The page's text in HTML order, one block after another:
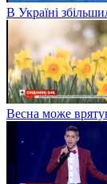
В Україні
Весна може